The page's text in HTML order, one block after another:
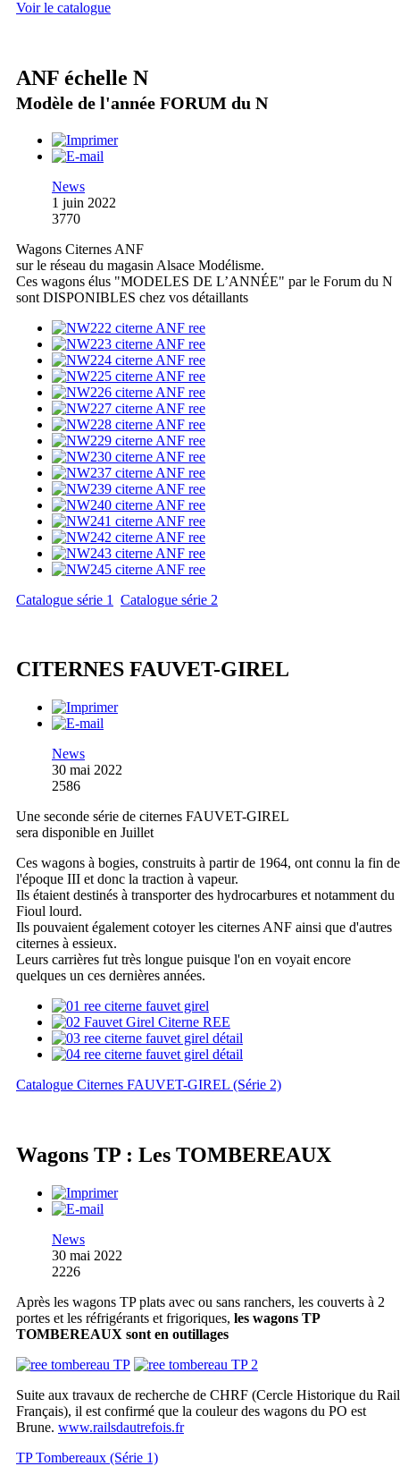
Voir le catalogue
ANF échelle N
Modèle de l'année FORUM du N
News
1 juin 2022
3770
Wagons Citernes ANF
sur le réseau du magasin Alsace Modélisme.
Ces wagons élus "MODELES DE L’ANNÉE" par le Forum du N
sont DISPONIBLES chez vos détaillants
Catalogue série 1 Catalogue série 2
CITERNES FAUVET-GIREL
News
30 mai 2022
2586
Une seconde série de citernes FAUVET-GIREL
sera disponible en Juillet
Ces wagons à bogies, construits à partir de 1964, ont connu la fin de
l'époque III et donc la traction à vapeur.
Ils étaient destinés à transporter des hydrocarbures et notamment du
Fioul lourd.
Ils pouvaient également cotoyer les citernes ANF ainsi que d'autres
citernes à essieux.
Leurs carrières fut très longue puisque l'on en voyait encore
quelques un ces dernières années.
Catalogue Citernes FAUVET-GIREL (Série 2)
Wagons TP : Les TOMBEREAUX
News
30 mai 2022
2226
Après les wagons TP plats avec ou sans ranchers, les couverts à 2
portes et les réfrigérants et frigoriques, les wagons TP
TOMBEREAUX sont en outillages
Suite aux travaux de recherche de CHRF (Cercle Historique du Rail
Français), il est confirmé que la couleur des wagons du PO est
Brune. www.railsdautrefois.fr
TP Tombereaux (Série 1)